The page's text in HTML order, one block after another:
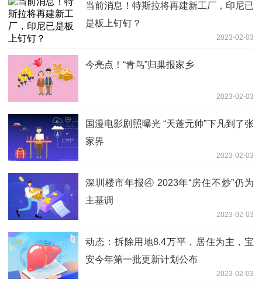
当前消息！特斯拉将再建新工厂，印尼已
是板上钉钉？
2023-02-03
今亮点！“青鸟”归巢报家乡
2023-02-03
国漫电影剧照曝光 “天蓬元帅”下凡到了张
家界
2023-02-03
深圳楼市年报④ 2023年“房住不炒”仍为
主基调
2023-02-03
动态：拆除用地8.4万平，居住为主，宝
安今年第一批更新计划公布
2023-02-03